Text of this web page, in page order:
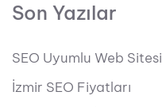
Son Yazılar
SEO Uyumlu Web Sitesi
İzmir SEO Fiyatları